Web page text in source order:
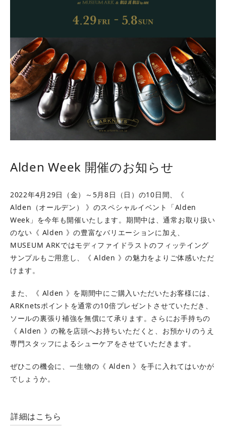
Alden Week 開催のお知らせ
2022年4月29日（金）～5月8日（日）の10日間、《
Alden（オールデン） 》のスペシャルイベント「Alden
Week」を今年も開催いたします。期間中は、通常お取り扱い
のない《 Alden 》の豊富なバリエーションに加え、
MUSEUM ARKではモディファイドラストのフィッテイング
サンプルもご用意し、《 Alden 》の魅力をよりご体感いただ
けます。
また、《 Alden 》を期間中にご購入いただいたお客様には、
ARKnetsポイントを通常の10倍プレゼントさせていただき、
ソールの裏張り補強を無償にて承ります。さらにお手持ちの
《 Alden 》の靴を店頭へお持ちいただくと、お預かりのうえ
専門スタッフによるシューケアをさせていただきます。
ぜひこの機会に、一生物の《 Alden 》を手に入れてはいかが
でしょうか。
詳細はこちら